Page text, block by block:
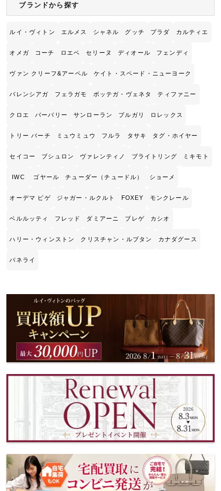
ブランドから探す
ルイ・ヴィトン エルメス シャネル グッチ プラダ カルティエ
オメガ コーチ ロエベ セリーヌ ディオール フェンディ
ヴァン クリーフ&アーペル ケイト・スペード・ニューヨーク
バレンシアガ フェラガモ ボッテガ・ヴェネタ ティファニー
クロエ バーバリー サンローラン ブルガリ ロレックス
トリー バーチ ミュウミュウ フルラ タサキ タグ・ホイヤー
セイコー ブシュロン ヴァレンティノ ブライトリング ミキモト
IWC ゴヤール チューダー（チュードル） ショーメ
オーデマ ピゲ ジャガー・ルクルト FOXEY モンクレール
ベルルッティ フレッド ダミアーニ ブレゲ カシオ
ハリー・ウィンストン クリスチャン・ルブタン カナダグース
パネライ